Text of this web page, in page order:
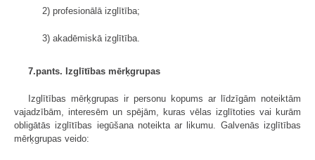
2) profesionālā izglītība;
3) akadēmiskā izglītība.
7.pants. Izglītības mērķgrupas
Izglītības mērķgrupas ir personu kopums ar līdzīgām noteiktām
vajadzībām, interesēm un spējām, kuras vēlas izglītoties vai kurām
obligātās izglītības iegūšana noteikta ar likumu. Galvenās izglītības
mērķgrupas veido: